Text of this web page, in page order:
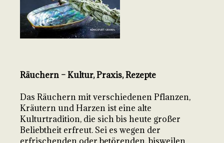
Räuchern – Kultur, Praxis, Rezepte
Das Räuchern mit verschiedenen Pflanzen,
Kräutern und Harzen ist eine alte
Kulturtradition, die sich bis heute großer
Beliebtheit erfreut. Sei es wegen der